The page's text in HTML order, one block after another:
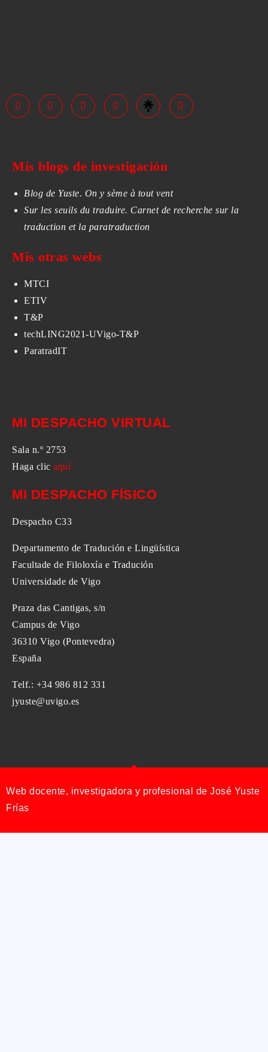
Mis blogs de investigación
Blog de Yuste. On y sème à tout vent
Sur les seuils du traduire. Carnet de recherche sur la
traduction et la paratraduction
Mis otras webs
MTCI
ETIV
T&P
techLING2021-UVigo-T&P
ParatradIT
MI DESPACHO VIRTUAL
Sala n.º 2753
Haga clic aquí
MI DESPACHO FÍSICO
Despacho C33
Departamento de Tradución e Lingüística
Facultade de Filoloxía e Tradución
Universidade de Vigo
Praza das Cantigas, s/n
Campus de Vigo
36310 Vigo (Pontevedra)
España
Telf.: +34 986 812 331
jyuste@uvigo.es
Web docente, investigadora y profesional de José Yuste
Frías